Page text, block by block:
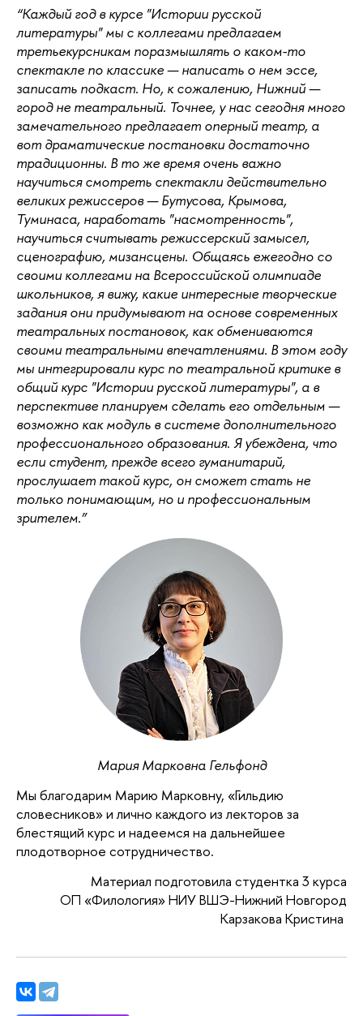
“Каждый год в курсе "Истории русской
литературы" мы с коллегами предлагаем
третьекурсникам поразмышлять о каком-то
спектакле по классике — написать о нем эссе,
записать подкаст. Но, к сожалению, Нижний —
город не театральный. Точнее, у нас сегодня много
замечательного предлагает оперный театр, а
вот драматические постановки достаточно
традиционны. В то же время очень важно
научиться смотреть спектакли действительно
великих режиссеров — Бутусова, Крымова,
Туминаса, наработать "насмотренность",
научиться считывать режиссерский замысел,
сценографию, мизансцены. Общаясь ежегодно со
своими коллегами на Всероссийской олимпиаде
школьников, я вижу, какие интересные творческие
задания они придумывают на основе современных
театральных постановок, как обмениваются
своими театральными впечатлениями. В этом году
мы интегрировали курс по театральной критике в
общий курс "Истории русской литературы", а в
перспективе планируем сделать его отдельным —
возможно как модуль в системе дополнительного
профессионального образования. Я убеждена, что
если студент, прежде всего гуманитарий,
прослушает такой курс, он сможет стать не
только понимающим, но и профессиональным
зрителем.”
Мария Марковна Гельфонд
Мы благодарим Марию Марковну, «Гильдию
словесников» и лично каждого из лекторов за
блестящий курс и надеемся на дальнейшее
плодотворное сотрудничество.
Материал подготовила студентка 3 курса
ОП «Филология» НИУ ВШЭ-Нижний Новгород
Карзакова Кристина